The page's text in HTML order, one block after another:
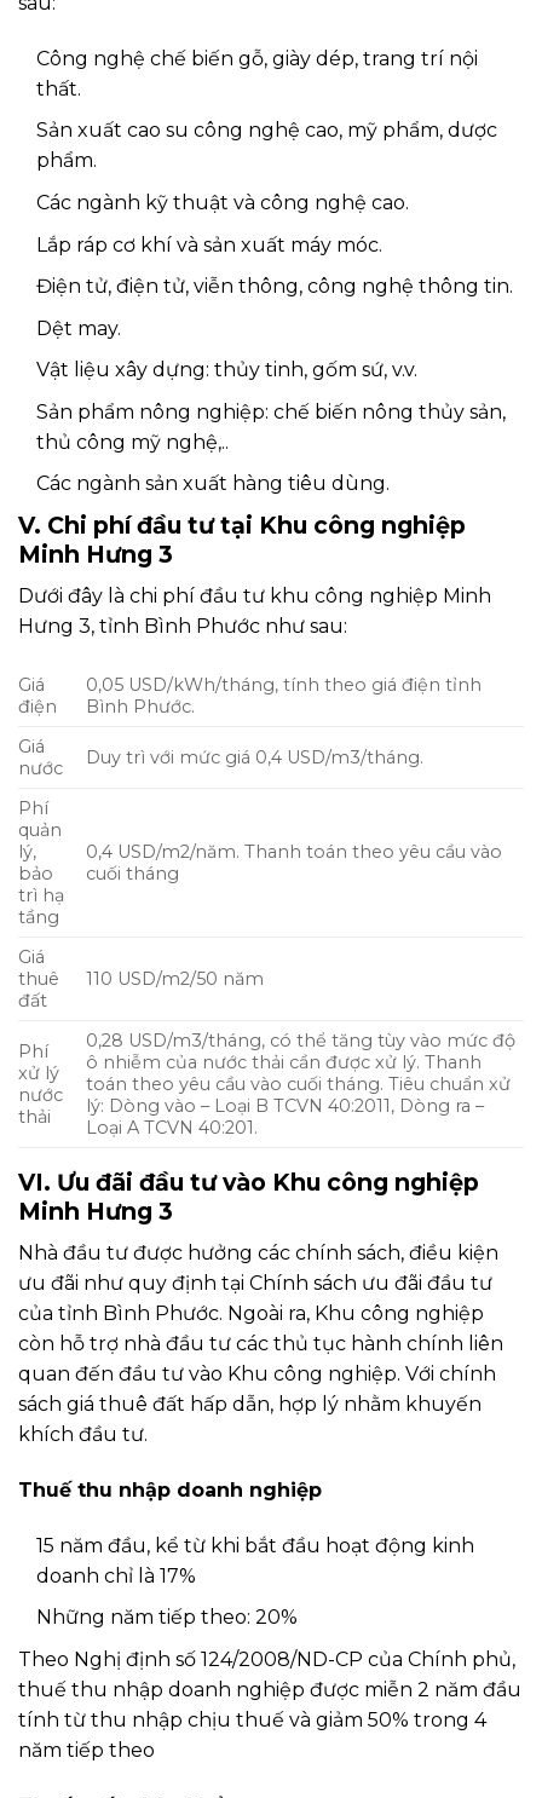
Công nghệ chế biến gỗ, giày dép, trang trí nội
thất.
Sản xuất cao su công nghệ cao, mỹ phẩm, dược
phẩm.
Các ngành kỹ thuật và công nghệ cao.
Lắp ráp cơ khí và sản xuất máy móc.
Điện tử, điện tử, viễn thông, công nghệ thông tin.
Dệt may.
Vật liệu xây dựng: thủy tinh, gốm sứ, v.v.
Sản phẩm nông nghiệp: chế biến nông thủy sản,
thủ công mỹ nghệ,..
Các ngành sản xuất hàng tiêu dùng.
V. Chi phí đầu tư tại Khu công nghiệp
Minh Hưng 3
Dưới đây là chi phí đầu tư khu công nghiệp Minh
Hưng 3, tỉnh Bình Phước như sau:
Giá
điện
0,05 USD/kWh/tháng, tính theo giá điện tỉnh
Bình Phước.
Giá
nước
Duy trì với mức giá 0,4 USD/m3/tháng.
Phí
quản
lý,
bảo
trì hạ
tầng
0,4 USD/m2/năm. Thanh toán theo yêu cầu vào
cuối tháng
Giá
thuê
đất
110 USD/m2/50 năm
Phí
xử lý
nước
thải
0,28 USD/m3/tháng, có thể tăng tùy vào mức độ
ô nhiễm của nước thải cần được xử lý. Thanh
toán theo yêu cầu vào cuối tháng. Tiêu chuẩn xử
lý: Dòng vào – Loại B TCVN 40:2011, Dòng ra –
Loại A TCVN 40:201.
VI. Ưu đãi đầu tư vào Khu công nghiệp
Minh Hưng 3
Nhà đầu tư được hưởng các chính sách, điều kiện
ưu đãi như quy định tại Chính sách ưu đãi đầu tư
của tỉnh Bình Phước. Ngoài ra, Khu công nghiệp
còn hỗ trợ nhà đầu tư các thủ tục hành chính liên
quan đến đầu tư vào Khu công nghiệp. Với chính
sách giá thuê đất hấp dẫn, hợp lý nhằm khuyến
khích đầu tư.
Thuế thu nhập doanh nghiệp
15 năm đầu, kể từ khi bắt đầu hoạt động kinh
doanh chỉ là 17%
Những năm tiếp theo: 20%
Theo Nghị định số 124/2008/ND-CP của Chính phủ,
thuế thu nhập doanh nghiệp được miễn 2 năm đầu
tính từ thu nhập chịu thuế và giảm 50% trong 4
năm tiếp theo